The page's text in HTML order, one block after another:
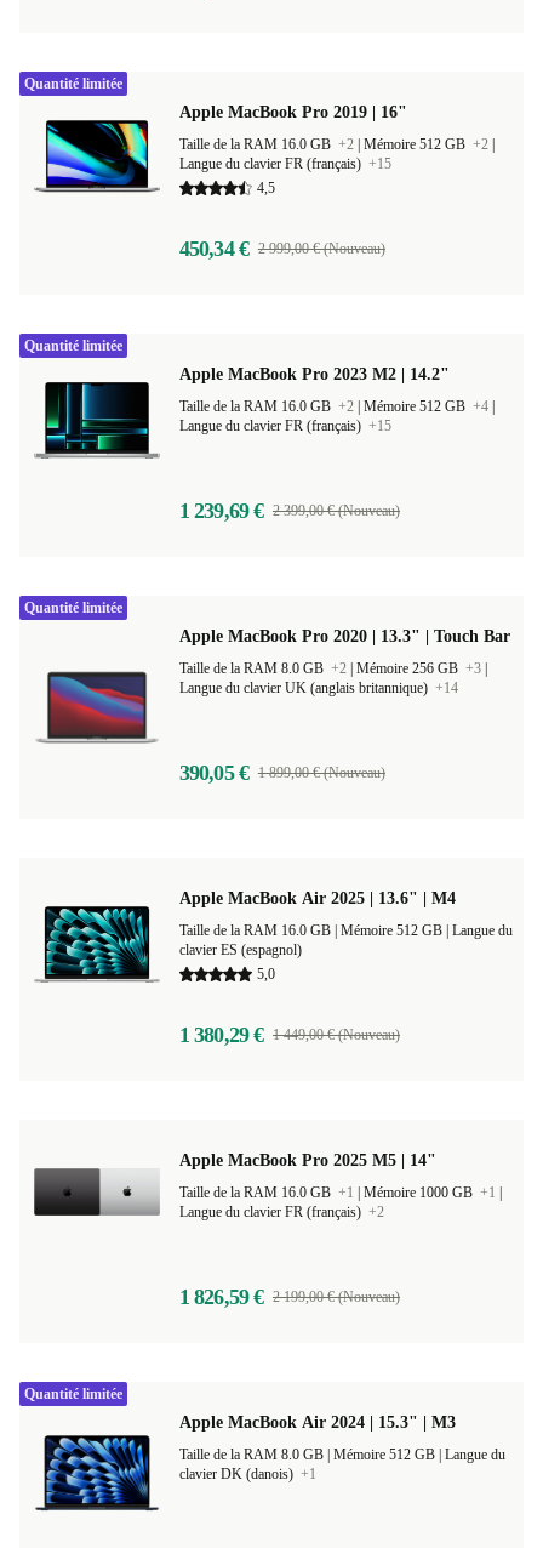
Apple MacBook Pro 2019 | 16"
Taille de la RAM 16.0 GB +2 Mémoire 512 GB +2
Langue du clavier FR (français) +15
4,5
450,34 € 2 999,00 € (Nouveau)
Quantité limitée
Apple MacBook Pro 2023 M2 | 14.2"
Taille de la RAM 16.0 GB +2 Mémoire 512 GB +4
Langue du clavier FR (français) +15
1 239,69 € 2 399,00 € (Nouveau)
Quantité limitée
Apple MacBook Pro 2020 | 13.3" | Touch Bar
Taille de la RAM 8.0 GB +2 Mémoire 256 GB +3
Langue du clavier UK (anglais britannique) +14
390,05 € 1 899,00 € (Nouveau)
Quantité limitée
Apple MacBook Air 2025 | 13.6" | M4
Langue du
clavier ES (espagnol)
5,0
1 380,29 € 1 449,00 € (Nouveau)
Apple MacBook Pro 2025 M5 | 14"
Taille de la RAM 16.0 GB +1 Mémoire 1000 GB +1
Langue du clavier FR (français) +2
1 826,59 € 2 199,00 € (Nouveau)
Apple MacBook Air 2024 | 15.3" | M3
Langue du
clavier DK (danois) +1
Quantité limitée